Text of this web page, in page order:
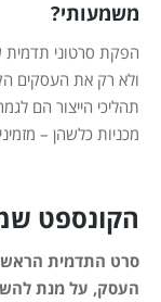
משמעותי?
הפקת סרטוני תדמית
ולא רק את העסקים
תהליכי הייצור הם
מכניות כלשהן –
הקונספט
סרט התדמית
העסק, על מנת להשיג 2